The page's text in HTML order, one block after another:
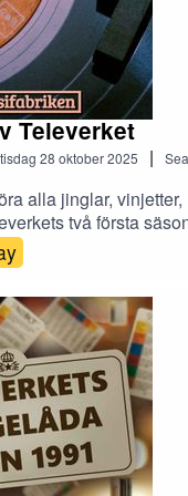
Televerket
tisdag 28 oktober 2025 |
alla jinglar,
två första
varvat med
ni vill